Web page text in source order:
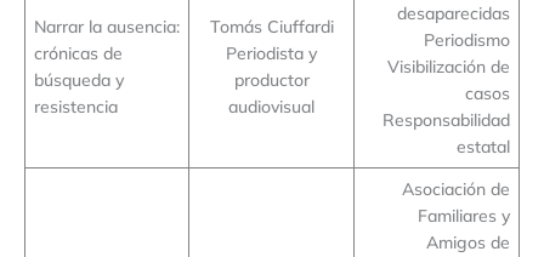
Narrar la ausencia:
crónicas de
búsqueda y
resistencia
Tomás Ciuffardi
Periodista y
productor
audiovisual
desaparecidas
Periodismo
Visibilización de
casos
Responsabilidad
estatal
Asociación de
Familiares y
Amigos de